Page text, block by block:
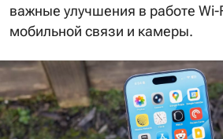
важные улучшения в работе Wi-
мобильной связи и камеры.